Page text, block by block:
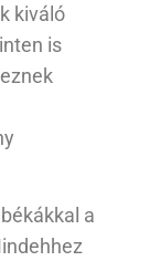
kiváló
is
a